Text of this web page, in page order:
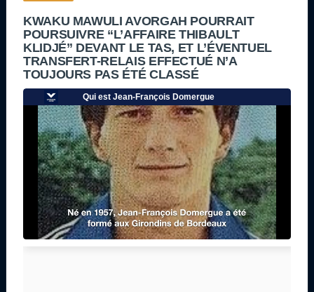
KWAKU MAWULI AVORGAH POURRAIT
POURSUIVRE “L’AFFAIRE THIBAULT
KLIDJÉ” DEVANT LE TAS, ET L’ÉVENTUEL
TRANSFERT-RELAIS EFFECTUÉ N’A
TOUJOURS PAS ÉTÉ CLASSÉ